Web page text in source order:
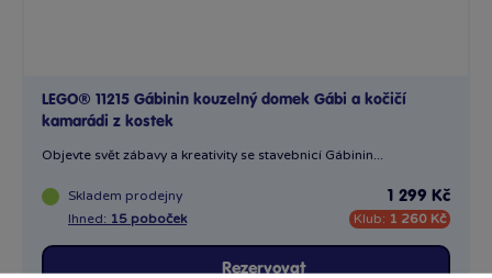
LEGO® 11215 Gábinin kouzelný domek Gábi a kočičí
kamarádi z kostek
Objevte svět zábavy a kreativity se stavebnicí Gábinin...
Skladem prodejny
Ihned: 15 poboček
1 299 Kč
Klub: 1 260 Kč
Rezervovat